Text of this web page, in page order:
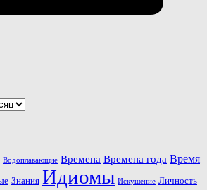
Водоплавающие Времена Времена года Время
Знания Идиомы Искушение Личность